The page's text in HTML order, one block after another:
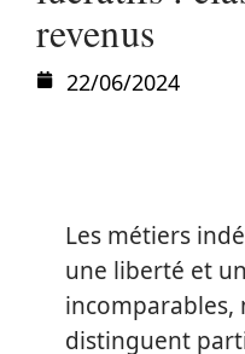
revenus
22/06/2024
Les métiers
une liberté et
incomparables,
distinguent